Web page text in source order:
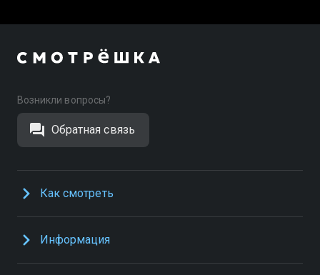
Возникли вопросы?
Обратная связь
Как смотреть
Информация